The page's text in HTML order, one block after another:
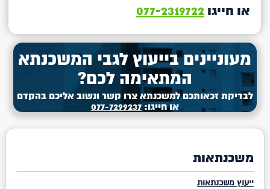
משכנתאות
ייעוץ משכנתאות
או חייגו 077-2319722
מעוניינים בייעוץ לגבי המשכנתא
המתאימה לכם?
לבדיקת זכאותכם למשכנתא צרו קשר ונשוב אליכם בהקדם
או חייגו:077-7299237